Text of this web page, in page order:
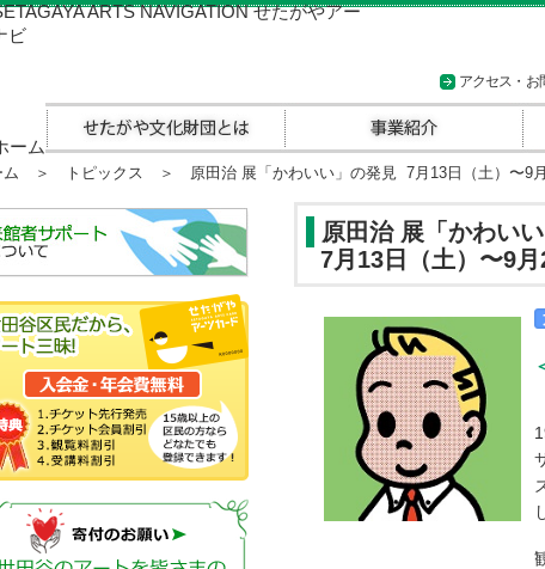
アクセス・お
ム ＞ トピックス ＞ 原田治 展「かわいい」の発見 7月13日（土）〜
原田治 展「かわい
7月13日（土）〜9